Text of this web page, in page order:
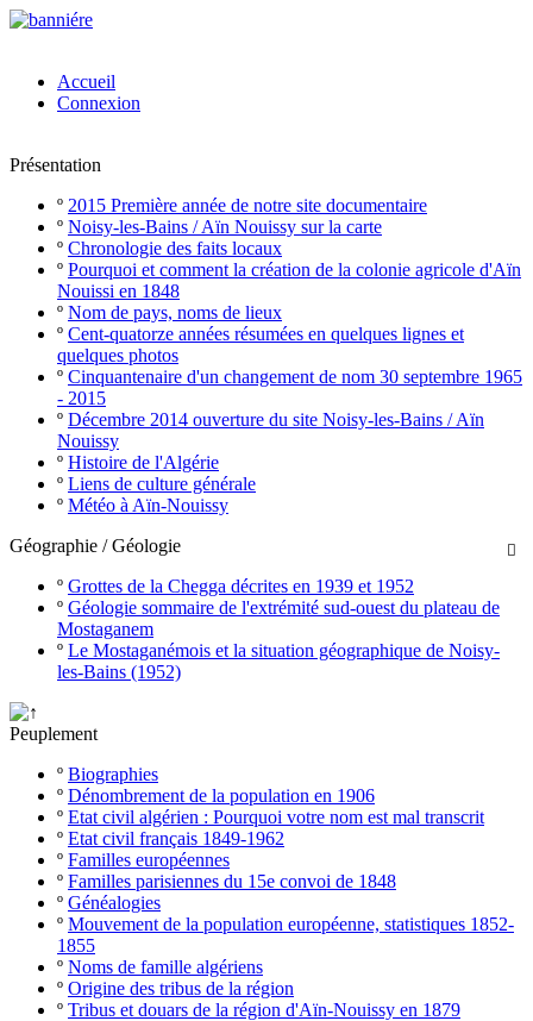
Accueil
Connexion
Présentation
º 2015 Première année de notre site documentaire
º Noisy-les-Bains / Aïn Nouissy sur la carte
º Chronologie des faits locaux
º Pourquoi et comment la création de la colonie agricole d'Aïn
Nouissi en 1848
º Nom de pays, noms de lieux
º Cent-quatorze années résumées en quelques lignes et
quelques photos
º Cinquantenaire d'un changement de nom 30 septembre 1965
- 2015
º Décembre 2014 ouverture du site Noisy-les-Bains / Aïn
Nouissy
º Histoire de l'Algérie
º Liens de culture générale
º Météo à Aïn-Nouissy

Géographie / Géologie
º Grottes de la Chegga décrites en 1939 et 1952
º Géologie sommaire de l'extrémité sud-ouest du plateau de
Mostaganem
º Le Mostaganémois et la situation géographique de Noisy-
les-Bains (1952)
Peuplement
º Biographies
º Dénombrement de la population en 1906
º Etat civil algérien : Pourquoi votre nom est mal transcrit
º Etat civil français 1849-1962
º Familles européennes
º Familles parisiennes du 15e convoi de 1848
º Généalogies
º Mouvement de la population européenne, statistiques 1852-
1855
º Noms de famille algériens
º Origine des tribus de la région
º Tribus et douars de la région d'Aïn-Nouissy en 1879